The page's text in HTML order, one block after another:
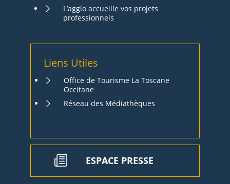
L’agglo accueille vos projets
professionnels
Liens Utiles
Office de Tourisme La Toscane
Occitane
Réseau des Médiathèques
ESPACE PRESSE